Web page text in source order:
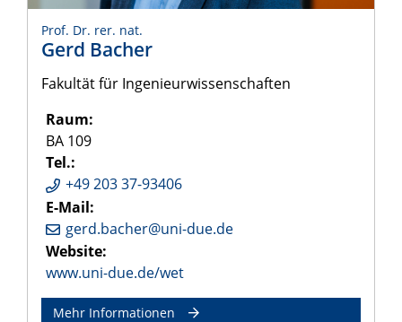
Prof. Dr. rer. nat.
Gerd Bacher
Fakultät für Ingenieurwissenschaften
Raum:
BA 109
Tel.:
+49 203 37-93406
E-Mail:
gerd.bacher@uni-due.de
Website:
www.uni-due.de/wet
Mehr Informationen